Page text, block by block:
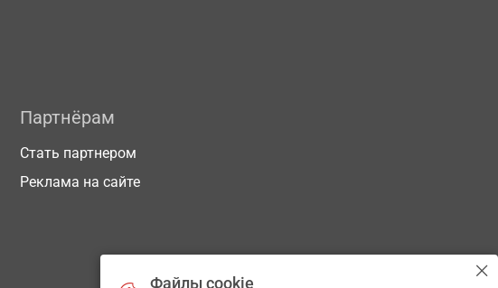
Партнёрам
Стать партнером
Реклама на сайте
Файлы cookie